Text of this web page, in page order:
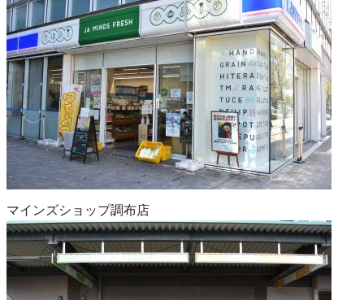
マインズショップ調布店